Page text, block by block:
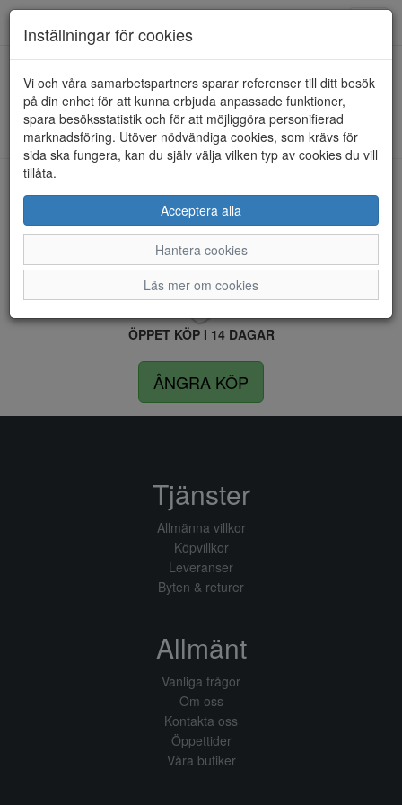
HEM GREEN COMFORT
Kunde inte hitta några artiklar...
LEVERANS INOM 4 DAGAR INOM SVERIGE
FRI FRAKT VID KÖP ÖVER 1.500 KR
ÖPPET KÖP I 14 DAGAR
ÅNGRA KÖP
Inställningar för cookies
Vi och våra samarbetspartners sparar referenser till ditt besök
på din enhet för att kunna erbjuda anpassade funktioner,
spara besöksstatistik och för att möjliggöra personifierad
marknadsföring. Utöver nödvändiga cookies, som krävs för
sida ska fungera, kan du själv välja vilken typ av cookies du vill
tillåta.
Acceptera alla
Hantera cookies
Läs mer om cookies
Tjänster
Allmänna villkor
Köpvillkor
Leveranser
Byten & returer
Allmänt
Vanliga frågor
Om oss
Kontakta oss
Öppettider
Våra butiker